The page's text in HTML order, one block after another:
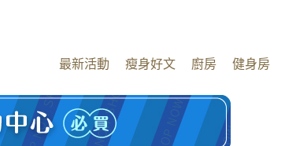
最新活動 瘦身好文 廚房 健身房